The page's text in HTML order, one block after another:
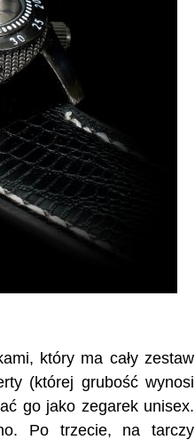
który ma cały zestaw
(której grubość wynosi
go jako zegarek unisex.
Po trzecie, na tarczy